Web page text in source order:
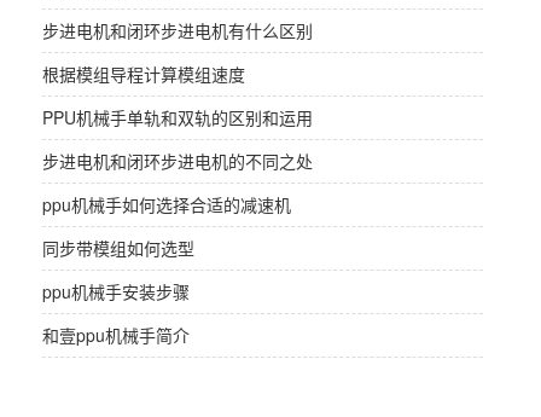
步进电机和闭环步进电机有什么区别
根据模组导程计算模组速度
PPU机械手单轨和双轨的区别和运用
步进电机和闭环步进电机的不同之处
ppu机械手如何选择合适的减速机
同步带模组如何选型
ppu机械手安装步骤
和壹ppu机械手简介